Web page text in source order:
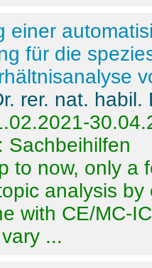
einer
für die
rer. nat.
Sachbeihilfen
to now, only a
analysis
with CE/MC-
...